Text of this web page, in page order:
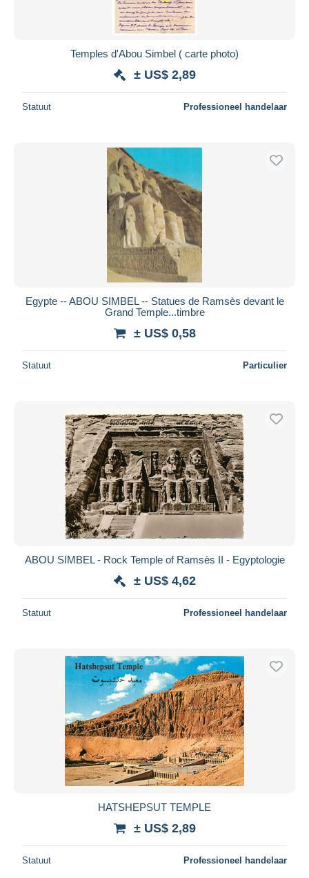
Temples d'Abou Simbel ( carte photo)
± US$ 2,89
Statuut Professioneel handelaar
Egypte -- ABOU SIMBEL -- Statues de Ramsès devant le
Grand Temple...timbre
± US$ 0,58
Statuut Particulier
ABOU SIMBEL - Rock Temple of Ramsès II - Egyptologie
± US$ 4,62
Statuut Professioneel handelaar
HATSHEPSUT TEMPLE
± US$ 2,89
Statuut Professioneel handelaar